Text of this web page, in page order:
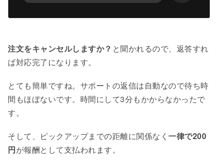
注文をキャンセルしますか？ と聞かれるので、返答すれ
ば対応完了になります。
とても簡単ですね。サポートの返信は自動なので待ち時
間もほぼないです。時間にして3分もかからなかったで
す。
そして、ピックアップまでの距離に関係なく 一律で200
円が報酬として支払われます。